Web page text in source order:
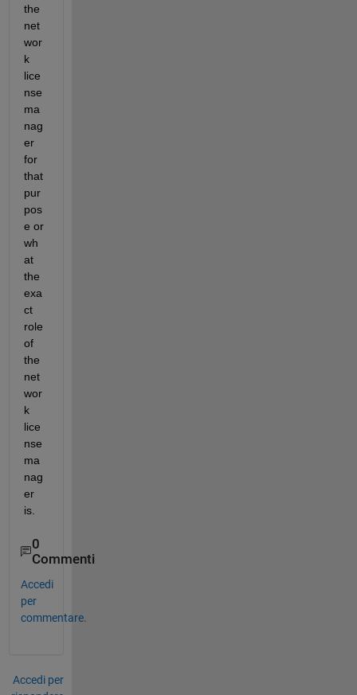
the
net
wor
k
lice
nse
ma
nag
er
for
that
pur
pos
e or
wh
at
the
exa
ct
role
of
the
net
wor
k
lice
nse
ma
nag
er
is.
0
Commenti
Accedi
per
commentare.
Accedi per